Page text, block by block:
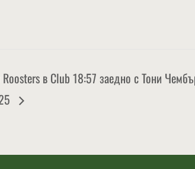
в Club 18:57 заедно с Тони